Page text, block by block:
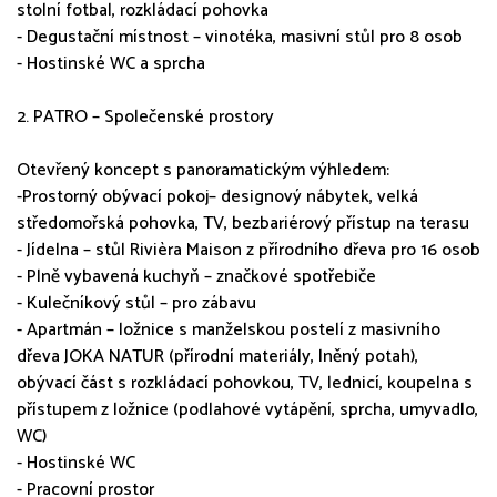
stolní fotbal, rozkládací pohovka
- Degustační místnost – vinotéka, masivní stůl pro 8 osob
- Hostinské WC a sprcha
2. PATRO – Společenské prostory
Otevřený koncept s panoramatickým výhledem:
-Prostorný obývací pokoj– designový nábytek, velká
středomořská pohovka, TV, bezbariérový přístup na terasu
- Jídelna – stůl Rivièra Maison z přírodního dřeva pro 16 osob
- Plně vybavená kuchyň – značkové spotřebiče
- Kulečníkový stůl – pro zábavu
- Apartmán – ložnice s manželskou postelí z masivního
dřeva JOKA NATUR (přírodní materiály, lněný potah),
obývací část s rozkládací pohovkou, TV, lednicí, koupelna s
přístupem z ložnice (podlahové vytápění, sprcha, umyvadlo,
WC)
- Hostinské WC
- Pracovní prostor